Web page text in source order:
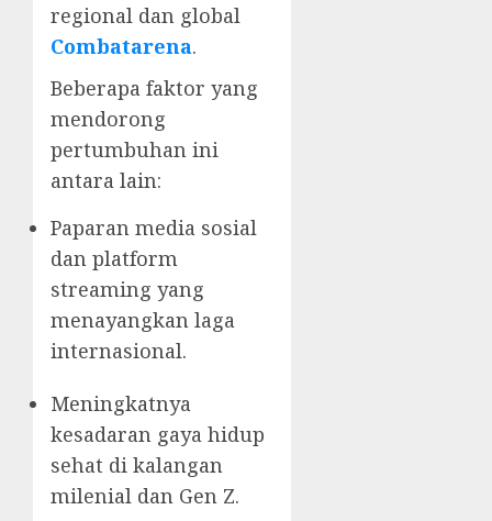
regional dan global
Combatarena.
Beberapa faktor yang
mendorong
pertumbuhan ini
antara lain:
Paparan media sosial
dan platform
streaming yang
menayangkan laga
internasional.
Meningkatnya
kesadaran gaya hidup
sehat di kalangan
milenial dan Gen Z.